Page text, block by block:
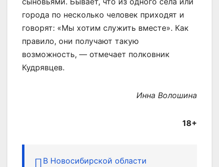
города по несколько человек приходят и
говорят: «Мы хотим служить вместе». Как
правило, они получают такую
возможность, — отмечает полковник
Кудрявцев.
Инна Волошина
18+
В Новосибирской области